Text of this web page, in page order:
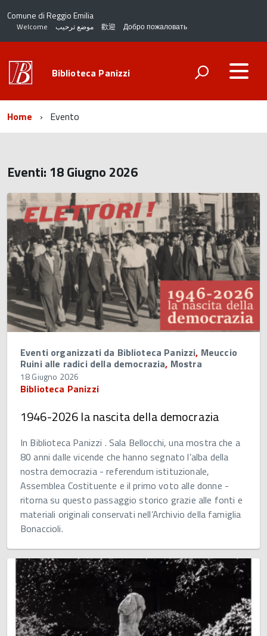
Comune di Reggio Emilia
Welcome موضع ترحيب 歡迎 Добро пожаловать
Biblioteca Panizzi
Home Evento
Eventi: 18 Giugno 2026
Eventi organizzati da Biblioteca Panizzi, Meuccio
Ruini alle radici della democrazia, Mostra
18 Giugno 2026
Biblioteca Panizzi
1946-2026 la nascita della democrazia
In Biblioteca Panizzi . Sala Bellocchi, una mostra che a
80 anni dalle vicende che hanno segnato l’alba della
nostra democrazia - referendum istituzionale,
Assemblea Costituente e il primo voto alle donne -
ritorna su questo passaggio storico grazie alle fonti e
materiali originali conservati nell’Archivio della famiglia
Bonaccioli.